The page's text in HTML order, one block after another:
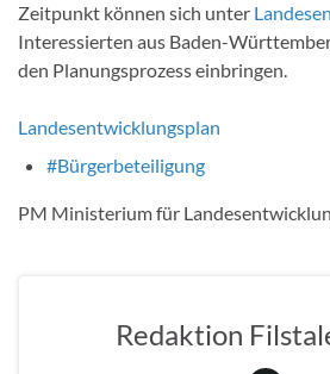
Zeitpunkt können sich unter
Interessierten aus Baden-
den Planungsprozess einbringen.
Landesentwicklungsplan
#Bürgerbeteiligung
PM Ministerium für
Redaktion